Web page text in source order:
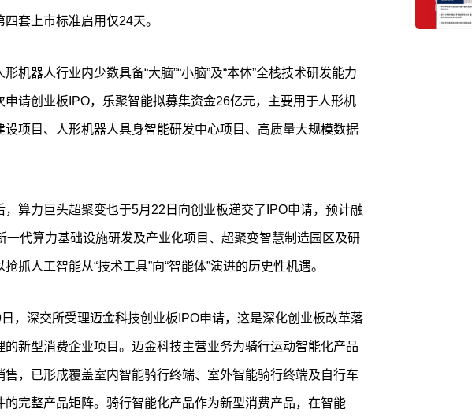
套上市标准启用仅24天。
机器人行业内少数具备“大脑”“小脑”及“本体”全栈技术研发能力
申请创业板IPO，乐聚智能拟募集资金26亿元，主要用于人形机
设项目、人形机器人具身智能研发中心项目、高质量大规模数据
，算力巨头超聚变也于5月22日向创业板递交了IPO申请，预计融
一代算力基础设施研发及产业化项目、超聚变智慧制造园区及研
抓人工智能从“技术工具”向“智能体”演进的历史性机遇。
，深交所受理迈金科技创业板IPO申请，这是深化创业板改革落
的新型消费企业项目。迈金科技主营业务为骑行运动智能化产品
售，已形成覆盖室内智能骑行终端、室外智能骑行终端及自行车
的完整产品矩阵。骑行智能化产品作为新型消费产品，在智能